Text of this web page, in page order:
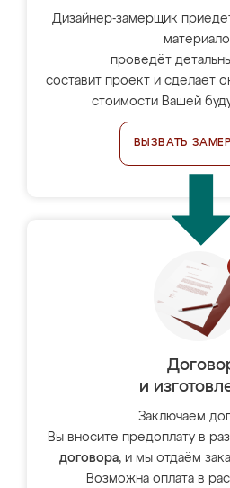
Дизайнер-замерщик
проведёт
составит проект и сделает
стоимости Вашей
ВЫЗВАТЬ
и
Заключаем
Вы вносите предоплату в
договора, и мы отдаём
Возможна оплата в